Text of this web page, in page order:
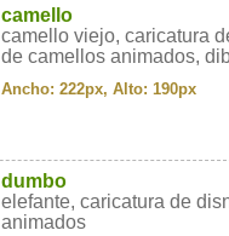
camello
camello viejo, caricatura
de camellos animados,
Ancho: 222px, Alto: 190px
dumbo
elefante, caricatura de
animados